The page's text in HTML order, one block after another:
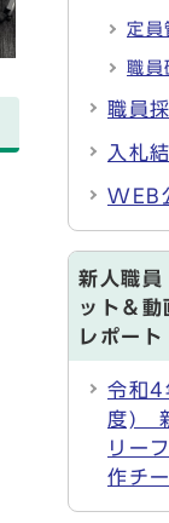
定員
職員
職員
入札
WEB
新人職
ット＆
レポート
令和
度)
リー
作チ